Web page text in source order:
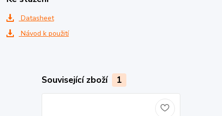
Datasheet
Návod k použití
Související zboží 1